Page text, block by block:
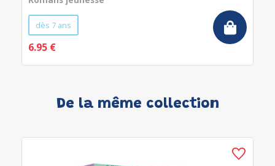
dès 7 ans
6.95 €
De la même collection